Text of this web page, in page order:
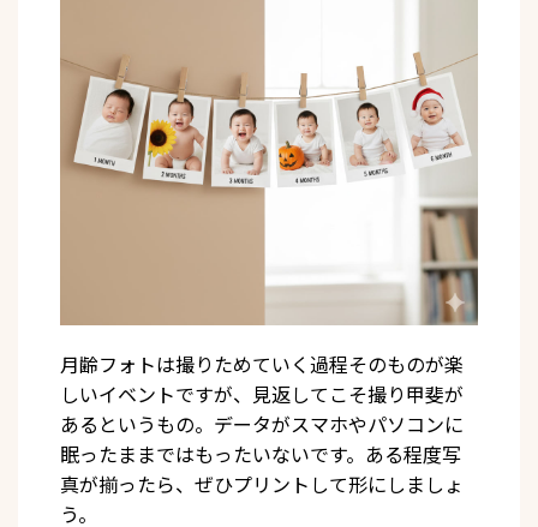
月齢フォトは撮りためていく過程そのものが楽
しいイベントですが、見返してこそ撮り甲斐が
あるというもの。データがスマホやパソコンに
眠ったままではもったいないです。ある程度写
真が揃ったら、ぜひプリントして形にしましょ
う。